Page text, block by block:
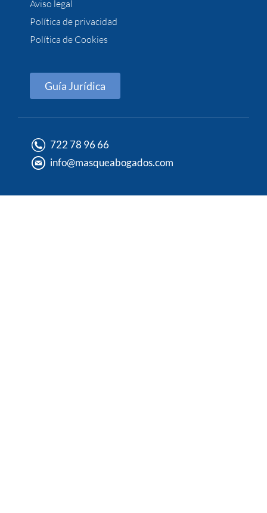
Aviso legal
Política de privacidad
Política de Cookies
Guía Jurídica
722 78 96 66
info@masqueabogados.com